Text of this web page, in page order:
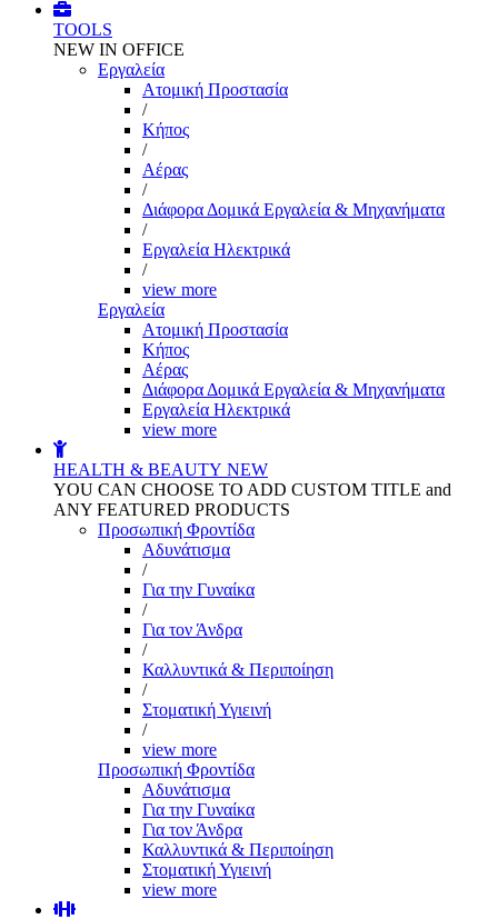
TOOLS
NEW IN OFFICE
Εργαλεία
Aτομική Προστασία
/
Kήπος
/
Αέρας
/
Διάφορα Δομικά Εργαλεία & Μηχανήματα
/
Εργαλεία Ηλεκτρικά
/
view more
Εργαλεία
Aτομική Προστασία
Kήπος
Αέρας
Διάφορα Δομικά Εργαλεία & Μηχανήματα
Εργαλεία Ηλεκτρικά
view more
HEALTH & BEAUTY NEW
YOU CAN CHOOSE TO ADD CUSTOM TITLE and
ANY FEATURED PRODUCTS
Προσωπική Φροντίδα
Αδυνάτισμα
/
Για την Γυναίκα
/
Για τον Άνδρα
/
Καλλυντικά & Περιποίηση
/
Στοματική Υγιεινή
/
view more
Προσωπική Φροντίδα
Αδυνάτισμα
Για την Γυναίκα
Για τον Άνδρα
Καλλυντικά & Περιποίηση
Στοματική Υγιεινή
view more